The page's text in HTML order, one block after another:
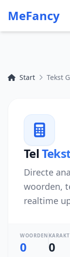
MeFancy
Start Tekst
Tel
Directe
woorden,
realtime
WOORDEN
0 0